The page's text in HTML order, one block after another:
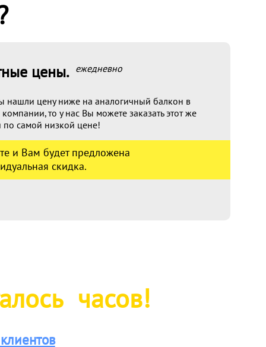
цены. ежедневно
нашли цену ниже на аналогичный балкон в
то у нас Вы можете заказать этот же
по самой низкой цене!
и Вам будет предложена
скидка.
часов!